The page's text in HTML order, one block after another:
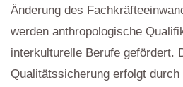
Änderung des
werden anthropologische
interkulturelle Berufe gefördert.
Qualitätssicherung erfolgt